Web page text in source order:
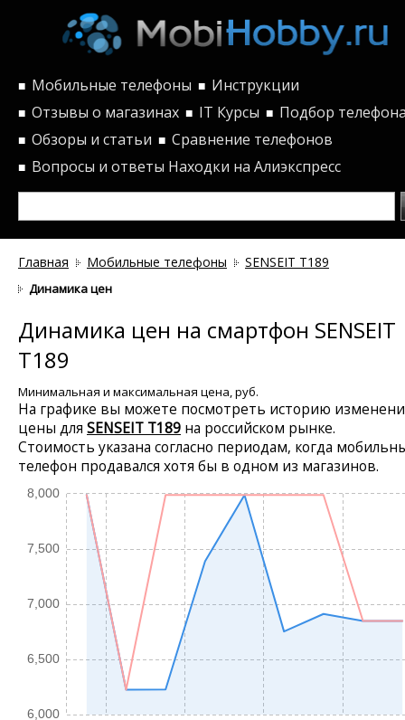
■ Мобильные телефоны ■ Инструкции
■ Отзывы о магазинах ■ IT Курсы ■ Подбор
■ Обзоры и статьи ■ Сравнение телефонов
■ Вопросы и ответы Находки на Алиэкспресс
Главная Мобильные телефоны SENSEIT T189
Динамика цен
Динамика цен на смартфон SENSEIT
T189
Минимальная и максимальная цена, руб.
На графике вы можете посмотреть историю
цены для SENSEIT T189 на российском рынке.
Стоимость указана согласно периодам, когда
телефон продавался хотя бы в одном из магазинов.
6,000
6,500
7,000
7,500
8,000